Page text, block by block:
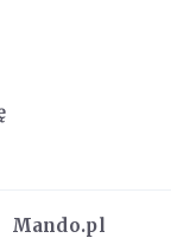
Mando.pl